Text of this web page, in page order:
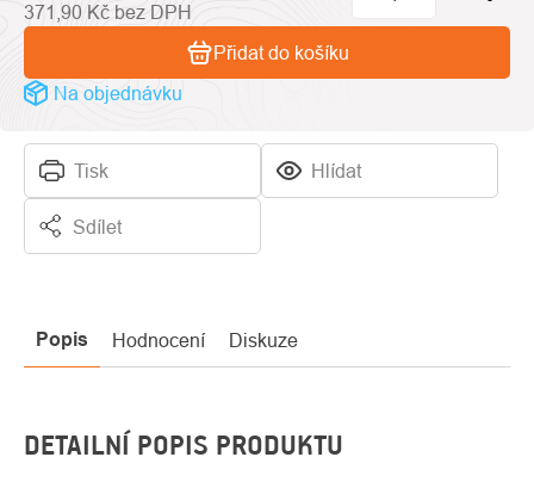
Tisk Hlídat
Sdílet
371,90 Kč bez DPH
Na objednávku
Přidat do košíku
Popis Hodnocení Diskuze
DETAILNÍ POPIS PRODUKTU